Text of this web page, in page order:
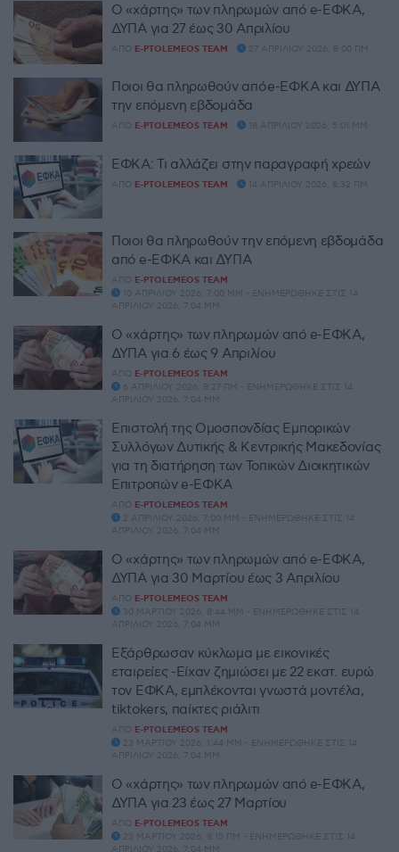
Ο «χάρτης» των πληρωμών από e-ΕΦΚΑ,
ΔΥΠΑ για 27 έως 30 Απριλίου
ΑΠΌ E-PTOLEMEOS TEAM 27 ΑΠΡΙΛΊΟΥ 2026, 8:00 ΠΜ
Ποιοι θα πληρωθούν από e-ΕΦΚΑ και ΔΥΠΑ
την επόμενη εβδομάδα
ΑΠΌ E-PTOLEMEOS TEAM 18 ΑΠΡΙΛΊΟΥ 2026, 5:01 ΜΜ
ΕΦΚΑ: Τι αλλάζει στην παραγραφή χρεών
ΑΠΌ E-PTOLEMEOS TEAM 14 ΑΠΡΙΛΊΟΥ 2026, 8:32 ΠΜ
Ποιοι θα πληρωθούν την επόμενη εβδομάδα
από e-ΕΦΚΑ και ΔΥΠΑ
ΑΠΌ E-PTOLEMEOS TEAM
10 ΑΠΡΙΛΊΟΥ 2026, 7:00 ΜΜ - ΕΝΗΜΕΡΏΘΗΚΕ ΣΤΙΣ 14
ΑΠΡΙΛΊΟΥ 2026, 7:04 ΜΜ
Ο «χάρτης» των πληρωμών από e-ΕΦΚΑ,
ΔΥΠΑ για 6 έως 9 Απριλίου
ΑΠΌ E-PTOLEMEOS TEAM
6 ΑΠΡΙΛΊΟΥ 2026, 8:27 ΠΜ - ΕΝΗΜΕΡΏΘΗΚΕ ΣΤΙΣ 14
ΑΠΡΙΛΊΟΥ 2026, 7:04 ΜΜ
Επιστολή της Ομοσπονδίας Εμπορικών
Συλλόγων Δυτικής & Κεντρικής Μακεδονίας
για τη διατήρηση των Τοπικών Διοικητικών
Επιτροπών e-ΕΦΚΑ
ΑΠΌ E-PTOLEMEOS TEAM
2 ΑΠΡΙΛΊΟΥ 2026, 7:00 ΜΜ - ΕΝΗΜΕΡΏΘΗΚΕ ΣΤΙΣ 14
ΑΠΡΙΛΊΟΥ 2026, 7:04 ΜΜ
Ο «χάρτης» των πληρωμών από e-ΕΦΚΑ,
ΔΥΠΑ για 30 Μαρτίου έως 3 Απριλίου
ΑΠΌ E-PTOLEMEOS TEAM
30 ΜΑΡΤΊΟΥ 2026, 8:44 ΜΜ - ΕΝΗΜΕΡΏΘΗΚΕ ΣΤΙΣ 14
ΑΠΡΙΛΊΟΥ 2026, 7:04 ΜΜ
Εξάρθρωσαν κύκλωμα με εικονικές
εταιρείες -Είχαν ζημιώσει με 22 εκατ. ευρώ
τον ΕΦΚΑ, εμπλέκονται γνωστά μοντέλα,
tiktokers, παίκτες ριάλιτι
ΑΠΌ E-PTOLEMEOS TEAM
23 ΜΑΡΤΊΟΥ 2026, 1:44 ΜΜ - ΕΝΗΜΕΡΏΘΗΚΕ ΣΤΙΣ 14
ΑΠΡΙΛΊΟΥ 2026, 7:04 ΜΜ
Ο «χάρτης» των πληρωμών από e-ΕΦΚΑ,
ΔΥΠΑ για 23 έως 27 Μαρτίου
ΑΠΌ E-PTOLEMEOS TEAM
23 ΜΑΡΤΊΟΥ 2026, 8:15 ΠΜ - ΕΝΗΜΕΡΏΘΗΚΕ ΣΤΙΣ 14
ΑΠΡΙΛΊΟΥ 2026, 7:04 ΜΜ